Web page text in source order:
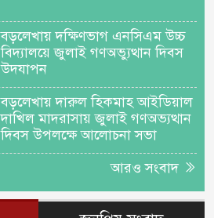
বড়লেখায় দক্ষিণভাগ এনসিএম উচ্চ
বিদ্যালয়ে জুলাই গণঅভ্যুত্থান দিবস
উদযাপন
বড়লেখায় দারুল হিকমাহ আইডিয়াল
দাখিল মাদরাসায় জুলাই গণঅভ্যত্থান
দিবস উপলক্ষে আলোচনা সভা
আরও সংবাদ